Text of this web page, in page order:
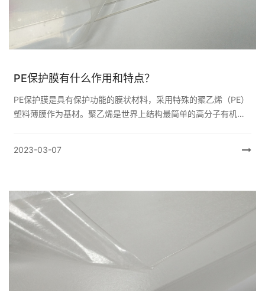
PE保护膜有什么作用和特点？
PE保护膜是具有保护功能的膜状材料，采用特殊的聚乙烯（PE）
塑料薄膜作为基材。聚乙烯是世界上结构最简单的高分子有机化
2023-03-07